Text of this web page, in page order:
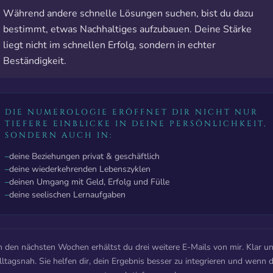
Während andere schnelle Lösungen suchen, bist du dazu
bestimmt, etwas Nachhaltiges aufzubauen. Deine Stärke
liegt nicht im schnellen Erfolg, sondern in echter
Beständigkeit.
DIE NUMEROLOGIE ERÖFFNET DIR NICHT NUR
TIEFERE EINBLICKE IN DEINE PERSÖNLICHKEIT,
SONDERN AUCH IN:
–deine Beziehungen privat & geschäftlich
–deine wiederkehrenden Lebenszyklen
–deinen Umgang mit Geld, Erfolg und Fülle
–deine seelischen Lernaufgaben
den nächsten Wochen erhältst du drei weitere E-Mails von mir. Klar
Sie helfen dir, dein Ergebnis besser zu integrieren und wenn